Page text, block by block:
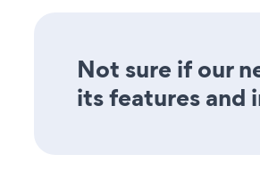
Not sure if our
its features and